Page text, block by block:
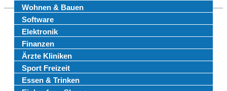
Wohnen & Bauen
Software
Elektronik
Finanzen
Ärzte Kliniken
Sport Freizeit
Essen & Trinken